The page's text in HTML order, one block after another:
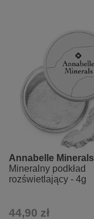
Annabelle Minerals
Mineralny podkład
rozświetlający - 4g
44,90 zł